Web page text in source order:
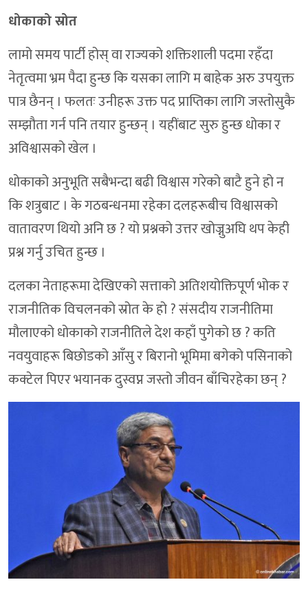
धोकाको स्रोत
लामो समय पार्टी होस् वा राज्यको शक्तिशाली पदमा रहँदा
नेतृत्वमा भ्रम पैदा हुन्छ कि यसका लागि म बाहेक अरु उपयुक्त
पात्र छैनन् । फलतः उनीहरू उक्त पद प्राप्तिका लागि जस्तोसुकै
सम्झौता गर्न पनि तयार हुन्छन् । यहींबाट सुरु हुन्छ धोका र
अविश्वासको खेल ।
धोकाको अनुभूति सबैभन्दा बढी विश्वास गरेको बाटै हुने हो न
कि शत्रुबाट । के गठबन्धनमा रहेका दलहरूबीच विश्वासको
वातावरण थियो अनि छ ? यो प्रश्नको उत्तर खोज्नुअघि थप केही
प्रश्न गर्नु उचित हुन्छ ।
दलका नेताहरूमा देखिएको सत्ताको अतिशयोक्तिपूर्ण भोक र
राजनीतिक विचलनको स्रोत के हो ? संसदीय राजनीतिमा
मौलाएको धोकाको राजनीतिले देश कहाँ पुगेको छ ? कति
नवयुवाहरू बिछोडको आँसु र बिरानो भूमिमा बगेको पसिनाको
कक्टेल पिएर भयानक दुस्वप्न जस्तो जीवन बाँचिरहेका छन् ?